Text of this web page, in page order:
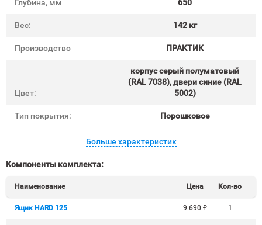
Глубина, мм 650
Вес: 142 кг
Производство ПРАКТИК
Цвет:
корпус серый полуматовый
(RAL 7038), двери синие (RAL
5002)
Тип покрытия: Порошковое
Больше характеристик
Компоненты комплекта:
Наименование Цена Кол-во
Ящик HARD 125 9 690 ₽ 1